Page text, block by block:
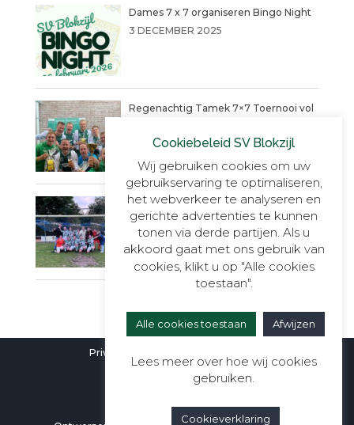
Dames 7 x 7 organiseren Bingo Night
3 DECEMBER 2025
Regenachtig Tamek 7×7 Toernooi vol
9 JUNI 2025
Blokzijl VR30+1, onverslaanbaar,
onnavolgbaar en ongekend kampioen.
23 MEI 2025
Privacyverklaring
Cookiebeleid SV Blokzijl
Wij gebruiken cookies om uw
gebruikservaring te optimaliseren,
het webverkeer te analyseren en
gerichte advertenties te kunnen
tonen via derde partijen. Als u
akkoord gaat met ons gebruik van
cookies, klikt u op "Alle cookies
toestaan".
Alle cookies toestaan Afwijzen
Lees meer over hoe wij cookies
gebruiken.
Cookieverklaring